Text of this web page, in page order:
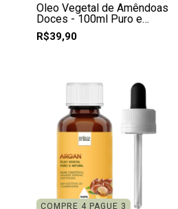
Óleo Vegetal de Amêndoas
Doces - 100ml Puro e
Natural
R$39,90
COMPRE 4 PAGUE 3